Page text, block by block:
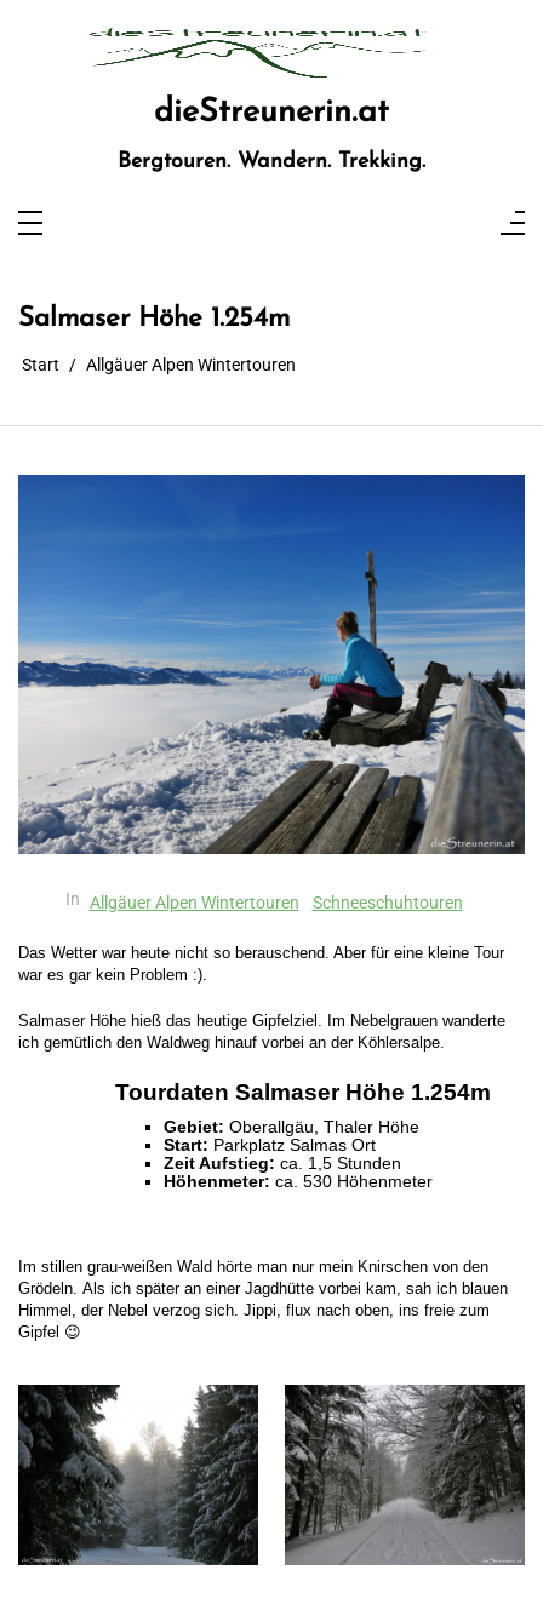
dieStreunerin.at
Bergtouren. Wandern. Trekking.
Salmaser Höhe 1.254m
Start Allgäuer Alpen Wintertouren
In Allgäuer Alpen Wintertouren Schneeschuhtouren
Das Wetter war heute nicht so berauschend. Aber für eine kleine Tour
war es gar kein Problem :).
Salmaser Höhe hieß das heutige Gipfelziel. Im Nebelgrauen wanderte
ich gemütlich den Waldweg hinauf vorbei an der Köhlersalpe.
Tourdaten Salmaser Höhe 1.254m
Gebiet: Oberallgäu, Thaler Höhe
Start: Parkplatz Salmas Ort
Zeit Aufstieg: ca. 1,5 Stunden
Höhenmeter: ca. 530 Höhenmeter
Im stillen grau-weißen Wald hörte man nur mein Knirschen von den
Grödeln. Als ich später an einer Jagdhütte vorbei kam, sah ich blauen
Himmel, der Nebel verzog sich. Jippi, flux nach oben, ins freie zum
Gipfel 😉